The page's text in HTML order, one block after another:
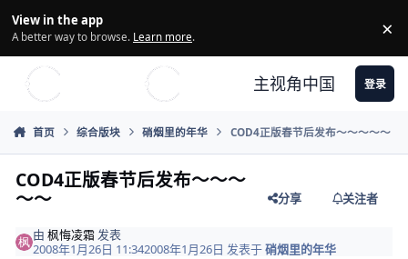
View in the app
A better way to browse. Learn more. ×
主视角中国 登录
首页 综合版块 硝烟里的年华 COD4正版春节后发布～～～～～
COD4正版春节后发布～～～
～～ 分享 关注者
由枫悔凌霜 发表
2008年1月26日 11:342008年1月26日 发表于硝烟里的年华